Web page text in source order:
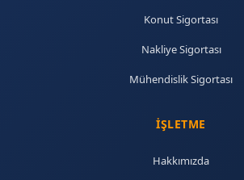
Konut Sigortası
Nakliye Sigortası
Mühendislik Sigortası
İŞLETME
Hakkımızda